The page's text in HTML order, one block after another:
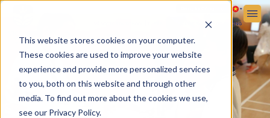
This website stores cookies on your computer.
These cookies are used to improve your website
experience and provide more personalized services
to you, both on this website and through other
media. To find out more about the cookies we use,
see our Privacy Policy.
CUỘC SỐNG HỌC ĐƯỜNG